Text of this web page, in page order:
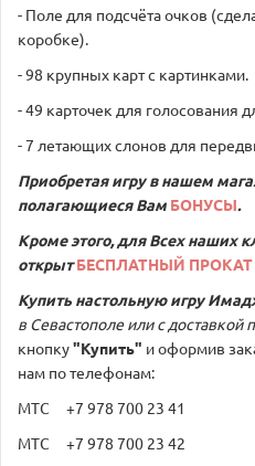
- Поле для подсчёта очков
коробке).
- 98 крупных карт с картинками.
- 49 карточек для голосования
- 7 летающих слонов для
Приобретая игру в нашем
полагающиеся Вам БОНУСЫ.
Кроме этого, для Всех наших
открыт БЕСПЛАТНЫЙ ПРОКАТ
Купить настольную игру
в Севастополе или с доставкой
кнопку"Купить" и оформив
нам по телефонам:
МТС +7 978 700 23 41
МТС +7 978 700 23 42